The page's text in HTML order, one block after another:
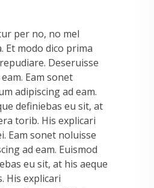
per no, no mel
Et modo dico prima
Deseruisse
Eam sonet
adipiscing ad eam.
definiebas eu sit, at
torib. His explicari
Eam sonet noluisse
ad eam. Euismod
eu sit, at his aeque
His explicari